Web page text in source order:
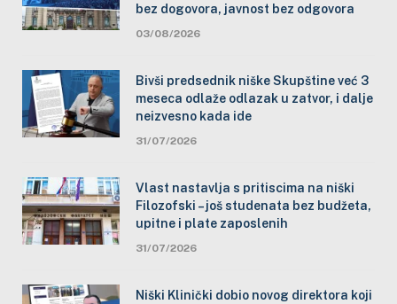
bez dogovora, javnost bez odgovora
03/08/2026
Bivši predsednik niške Skupštine već 3
meseca odlaže odlazak u zatvor, i dalje
neizvesno kada ide
31/07/2026
Vlast nastavlja s pritiscima na niški
Filozofski – još studenata bez budžeta,
upitne i plate zaposlenih
31/07/2026
Niški Klinički dobio novog direktora koji